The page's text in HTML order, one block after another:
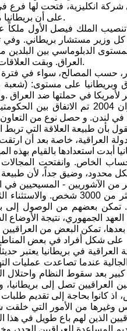
على أن بريطانيا منذ ذلك التاريخ وعيونها على العراق.
وتم تنصيب الملك فيصل
الدبلوماسي بين البلدين
العراق. وبقت العلاقات إلى سقوط الملكية في عام 1958.
حسب المصالح، سواء في فترة
ما بين العراق وبريطانيا على
النظام. ضمن توزيع المواقع، كانت حصة بريطانيا المنطقة
افتتاح السفارة العراقية في لندن. و حصل
العراقية، خاصة بعد أن
استعدادها بالقيام بهذه
وانفتحت المجالات
من الآشوريين - المسيحيين في
تعرضوا إلى مضايقات، وبعد حدوث مجزرة سميت
بعضهم من الوصول إلى
الجمهوري، نتيجة الأوضاع
في بريطانيا يعتبر حديثاً
الخليج الأولى عام 1980، وبدأت تظهر ملامح
العراقيين تصل إلى
كانوا بحاجة إلى تقديم طلبات
من الأمور التي خلقت
الذين لهم باع طويل في هذا